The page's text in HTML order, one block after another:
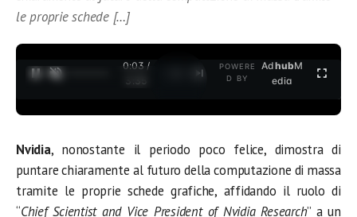
le proprie schede […]
0:04 /
3:35
POWERE
D BY
AdhubM
edia
Nvidia, nonostante il periodo poco felice, dimostra di
puntare chiaramente al futuro della computazione di massa
tramite le proprie schede grafiche, affidando il ruolo di
“Chief Scientist and Vice President of Nvidia Research” a un